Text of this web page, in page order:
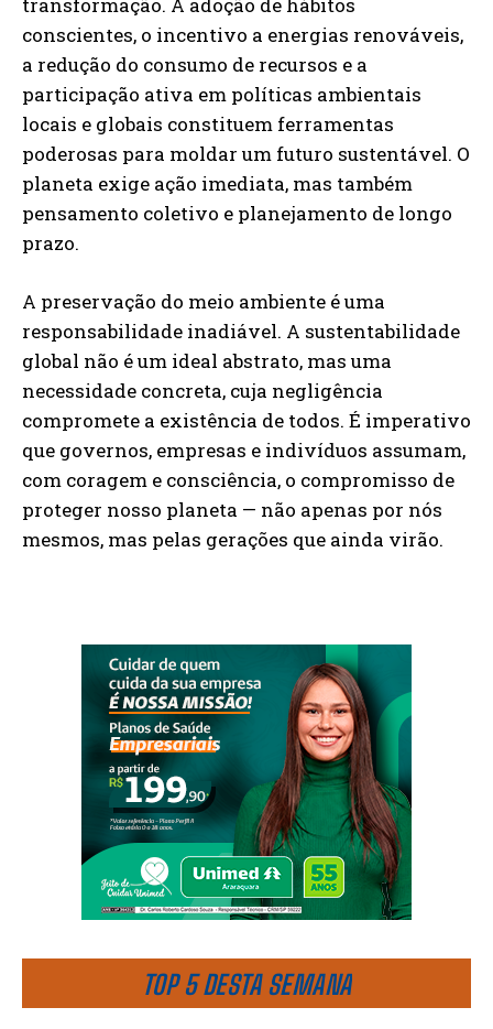
TOP 5 DESTA SEMANA
transformação. A adoção de hábitos
conscientes, o incentivo a energias renováveis,
a redução do consumo de recursos e a
participação ativa em políticas ambientais
locais e globais constituem ferramentas
poderosas para moldar um futuro sustentável. O
planeta exige ação imediata, mas também
pensamento coletivo e planejamento de longo
prazo.
A preservação do meio ambiente é uma
responsabilidade inadiável. A sustentabilidade
global não é um ideal abstrato, mas uma
necessidade concreta, cuja negligência
compromete a existência de todos. É imperativo
que governos, empresas e indivíduos assumam,
com coragem e consciência, o compromisso de
proteger nosso planeta — não apenas por nós
mesmos, mas pelas gerações que ainda virão.